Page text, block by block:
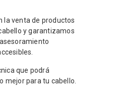
la venta de productos
y garantizamos
que podrá
mejor para tu cabello.